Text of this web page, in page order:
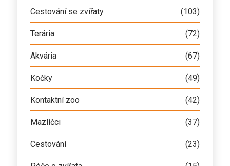
Cestování se zvířaty (103)
Terária (72)
Akvária (67)
Kočky (49)
Kontaktní zoo (42)
Mazlíčci (37)
Cestování (23)